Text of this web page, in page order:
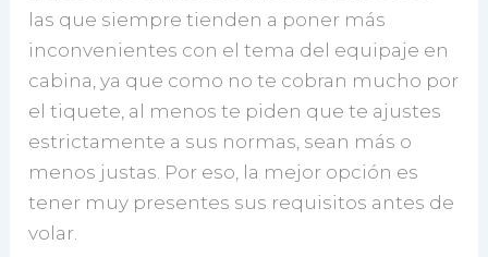
las que siempre tienden a poner más
inconvenientes con el tema del equipaje en
cabina, ya que como no te cobran mucho por
el tiquete, al menos te piden que te ajustes
estrictamente a sus normas, sean más o
menos justas. Por eso, la mejor opción es
tener muy presentes sus requisitos antes de
volar.